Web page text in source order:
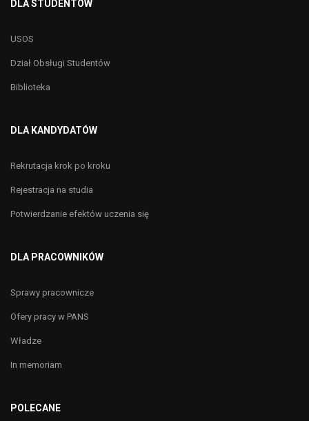
DLA STUDENTÓW
USOS
Dział Obsługi Studentów
Biblioteka
DLA KANDYDATÓW
Rekrutacja krok po kroku
Rejestracja na studia
Potwierdzanie efektów uczenia się
DLA PRACOWNIKÓW
Sprawy pracownicze
Ofery pracy w PANS
Władze
In memoriam
POLECANE